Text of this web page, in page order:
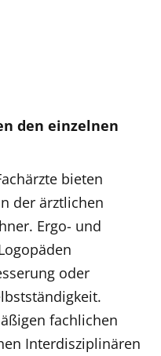
den einzelnen
bieten
der ärztlichen
Ergo- und
oder
fachlichen
Interdisziplinären